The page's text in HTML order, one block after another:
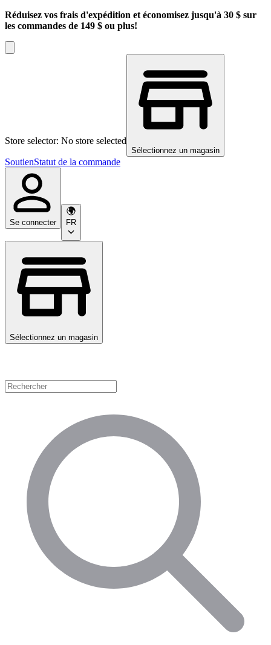
Réduisez vos frais d'expédition et économisez jusqu'à 30 $ sur
les commandes de 149 $ ou plus!
Store selector: No store selected
Sélectionnez un magasin
SoutienStatut de la commande
Se connecter FR
Sélectionnez un magasin